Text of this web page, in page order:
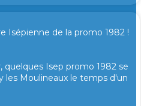
Isépienne de la promo 1982 !
quelques Isep promo 1982 se
les Moulineaux le temps d'un